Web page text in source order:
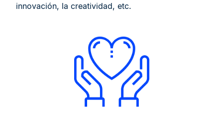
innovación, la creatividad, etc.